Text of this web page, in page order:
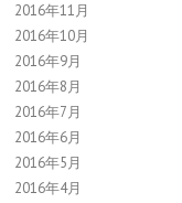
2016年11月
2016年10月
2016年9月
2016年8月
2016年7月
2016年6月
2016年5月
2016年4月